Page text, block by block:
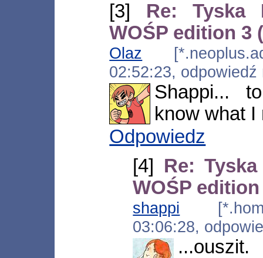
[3] Re: Tyska
WOŚP edition 3
Olaz
02:52:23,
Shappi...
know what I
Odpowiedz
[4] Re:
WOŚP
shappi
03:06:28,
...ouszit.